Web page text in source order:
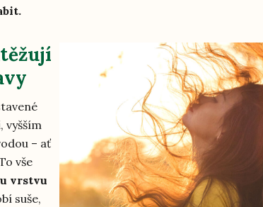
vyšším
– ať
vše
vrstvu
suše,